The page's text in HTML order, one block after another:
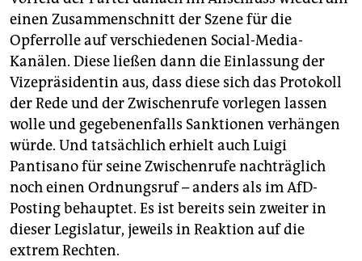
einen Zusammenschnitt der Szene für die
Opferrolle auf verschiedenen Social-Media-
Kanälen. Diese ließen dann die Einlassung der
Vizepräsidentin aus, dass diese sich das Protokoll
der Rede und der Zwischenrufe vorlegen lassen
wolle und gegebenenfalls Sanktionen verhängen
würde. Und tatsächlich erhielt auch Luigi
Pantisano für seine Zwischenrufe nachträglich
noch einen Ordnungsruf – anders als im AfD-
Posting behauptet. Es ist bereits sein zweiter in
dieser Legislatur, jeweils in Reaktion auf die
extrem Rechten.